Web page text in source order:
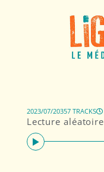
Lecture aléatoire
2023/07/20357 TRACKS